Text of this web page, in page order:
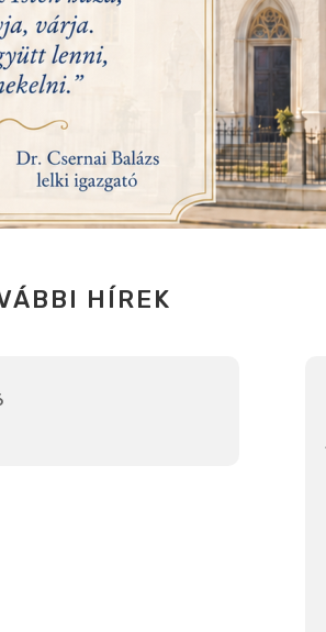
HÍREK